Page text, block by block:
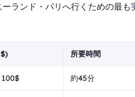
ランド・パリへ行くための最も
所要時間
約45分